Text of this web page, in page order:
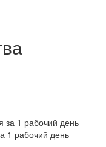
1 рабочий день